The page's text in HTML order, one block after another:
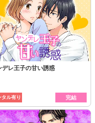
デレ王子の甘い誘惑
タル有り 完結